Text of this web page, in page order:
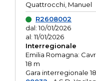
Quattrocchi, Manuel
R2608002
dal: 10/01/2026
al: 11/01/2026
Interregionale
Emilia Romagna:
18 m
Gara interregionale